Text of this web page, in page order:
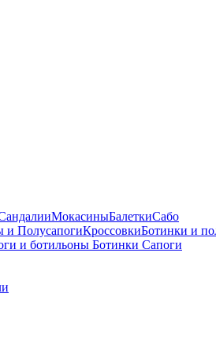
МокасиныБалеткиСабо
и ПолусапогиКроссовкиБотинки и
и ботильоны Ботинки Сапоги